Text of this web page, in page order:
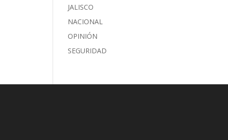
JALISCO
NACIONAL
OPINIÓN
SEGURIDAD